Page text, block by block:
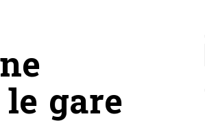
gare